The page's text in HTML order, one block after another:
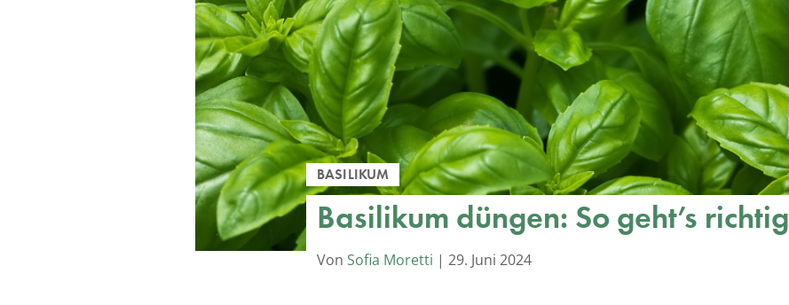
BASILIKUM
Basilikum düngen: So geht’s richtig
Von Sofia Moretti | 29. Juni 2024